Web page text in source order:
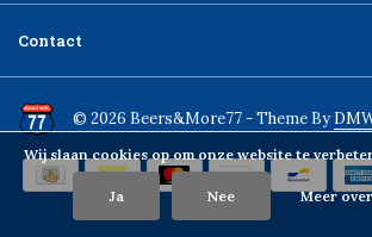
Contact
© 2026 Beers&More77 - Theme By
Wij slaan cookies op om onze website te
Ja Nee Meer